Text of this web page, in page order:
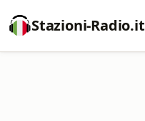
Stazioni-Radio.it